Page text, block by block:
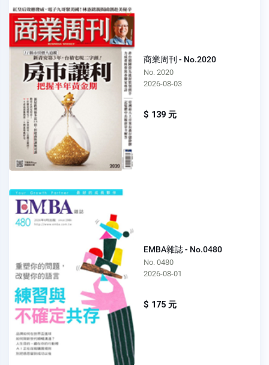
商業周刊 - No.2020
No. 2020
2026-08-03
$ 139 元
EMBA雜誌 - No.0480
No. 0480
2026-08-01
$ 175 元